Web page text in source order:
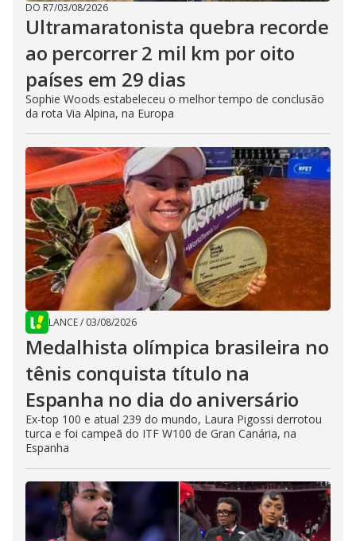
DO R7/03/08/2026
Ultramaratonista quebra recorde
ao percorrer 2 mil km por oito
países em 29 dias
Sophie Woods estabeleceu o melhor tempo de conclusão
da rota Via Alpina, na Europa
LANCE/ 03/08/2026
Medalhista olímpica brasileira no
tênis conquista título na
Espanha no dia do aniversário
Ex-top 100 e atual 239 do mundo, Laura Pigossi derrotou
turca e foi campeã do ITF W100 de Gran Canária, na
Espanha